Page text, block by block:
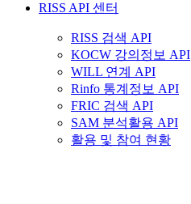
RISS API 센터
RISS 검색 API
KOCW 강의정보 API
WILL 연계 API
Rinfo 통계정보 API
FRIC 검색 API
SAM 분석활용 API
활용 및 참여 현황